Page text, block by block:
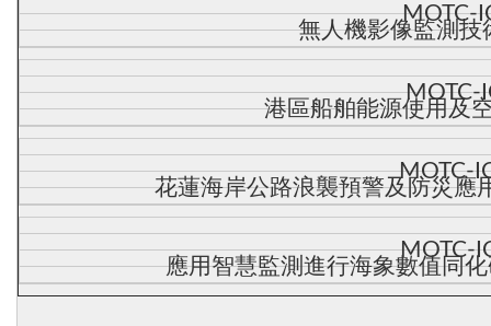
MOTC-
無人機影像監測技
MOTC-
港區船舶能源使用及
MOTC-
花蓮海岸公路浪襲預警及防災應
MOTC-
應用智慧監測進行海象數值同